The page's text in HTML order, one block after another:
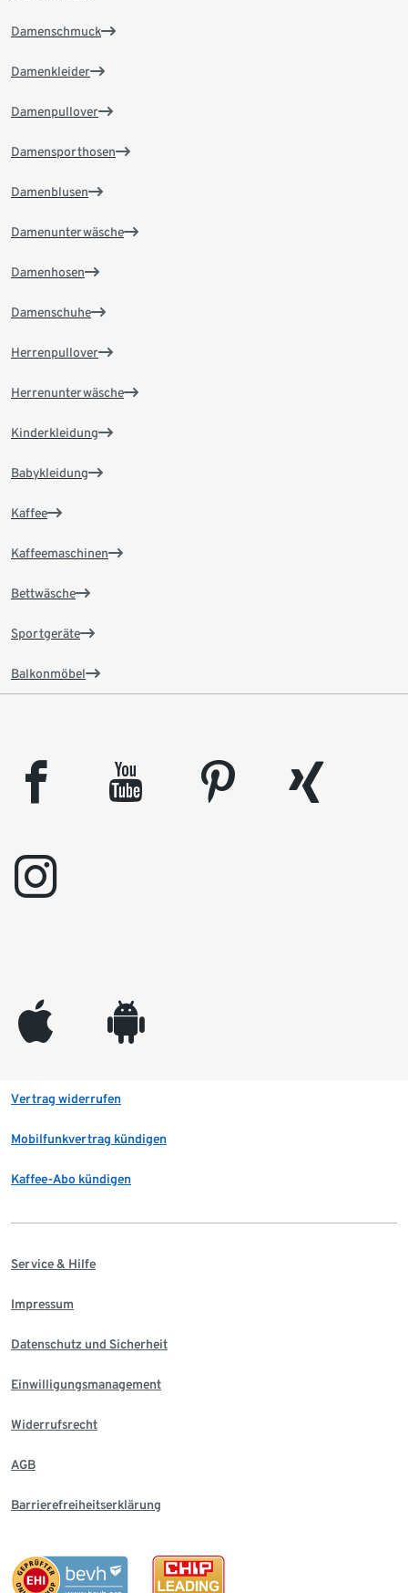
Damenschmuck
Damenkleider
Damenpullover
Damensporthosen
Damenblusen
Damenunterwäsche
Damenhosen
Damenschuhe
Herrenpullover
Herrenunterwäsche
Kinderkleidung
Babykleidung
Kaffee
Kaffeemaschinen
Bettwäsche
Sportgeräte
Balkonmöbel
facebook youtube pinterest
xing
instagram
appleinc android
Vertrag widerrufen
Mobilfunkvertrag kündigen
Kaffee-Abo kündigen
Service & Hilfe
Impressum
Datenschutz und Sicherheit
Einwilligungsmanagement
Widerrufsrecht
AGB
Barrierefreiheitserklärung